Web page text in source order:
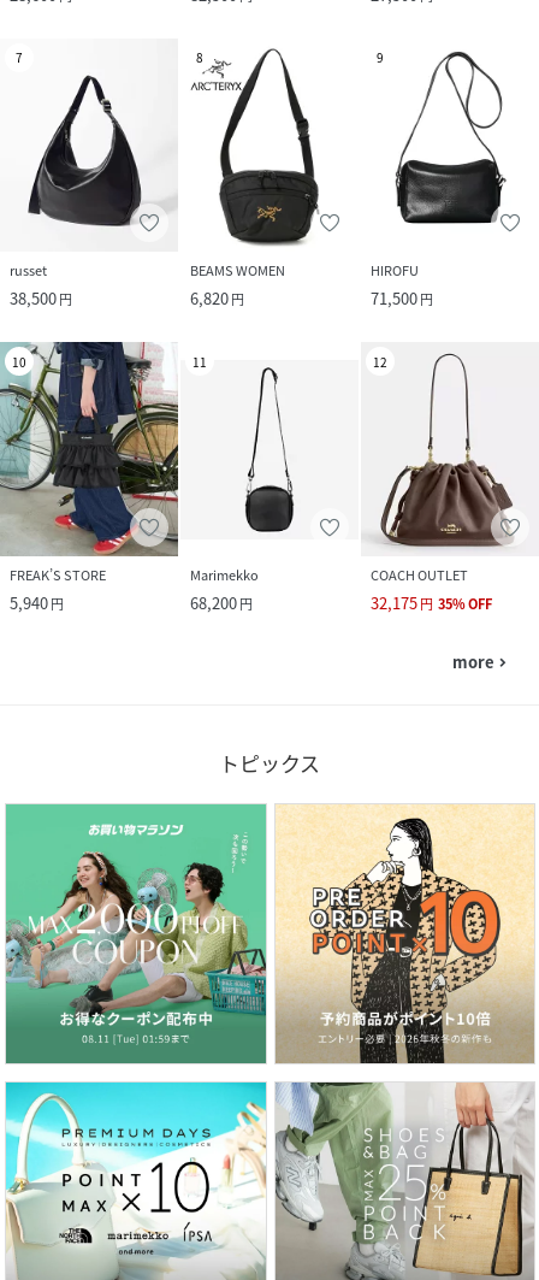
7
russet
38,500円
8
BEAMS WOMEN
6,820円
9
HIROFU
71,500円
10
FREAK’S STORE
5,940円
11
Marimekko
68,200円
12
COACH OUTLET
32,175円 35%OFF
more navigate_next
トピックス